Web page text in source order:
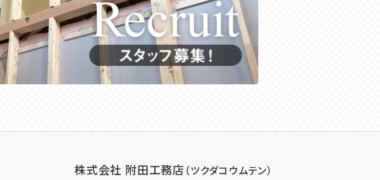
株式会社 附田工務店 （ツクダコウムテン）